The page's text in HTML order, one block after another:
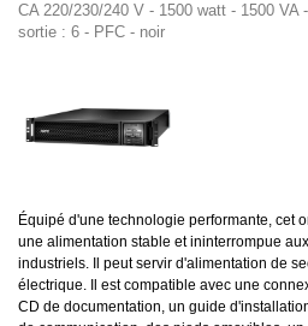
CA 220/230/240 V - 1500 watt - 1500
sortie : 6 - PFC - noir
Équipé d'une technologie performante, cet
une alimentation stable et ininterrompue
industriels. Il peut servir d'alimentation de
électrique. Il est compatible avec une
CD de documentation, un guide